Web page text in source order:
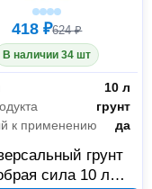
418 ₽624 ₽
В наличии 34 шт
10 л
грунт
к применению
да
грунт
сила 10 л